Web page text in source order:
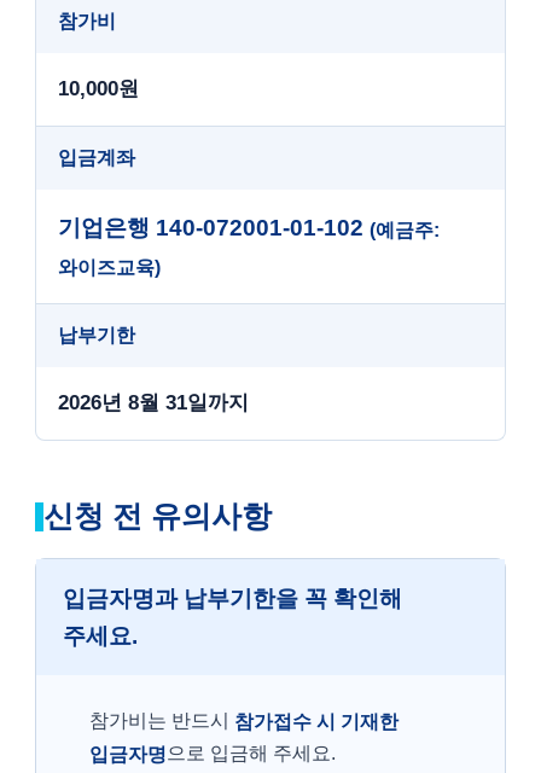
참가비
10,000원
입금계좌
기업은행 140-072001-01-102 (예금주:
와이즈교육)
납부기한
2026년 8월 31일까지
신청 전 유의사항
입금자명과 납부기한을 꼭 확인해
주세요.
참가비는 반드시 참가접수 시 기재한
입금자명으로 입금해 주세요.